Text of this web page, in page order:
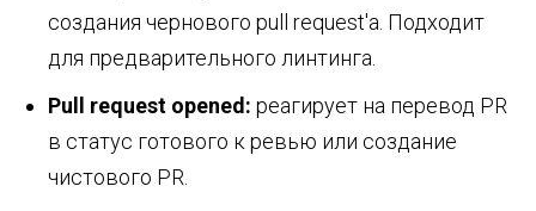
создания чернового pull request'а. Подходит
для предварительного линтинга.
Pull request opened: реагирует на перевод PR
в статус готового к ревью или создание
чистового PR.